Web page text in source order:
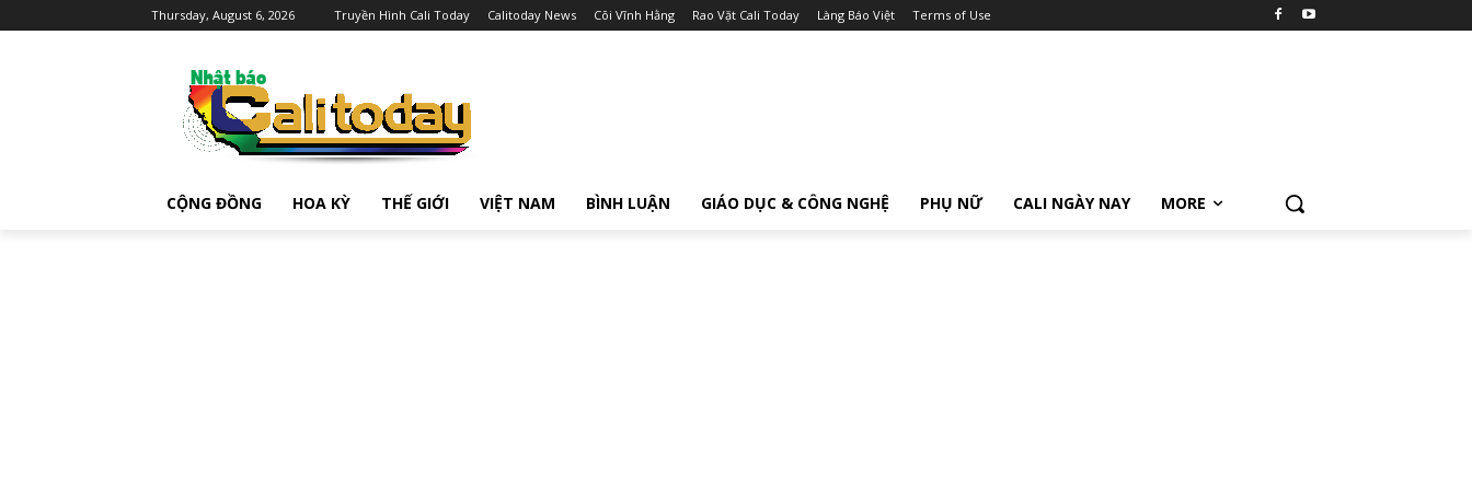
Thursday, August 6, 2026 Truyền Hình Cali Today Calitoday News Cõi Vĩnh Hằng Rao Vặt Cali Today Làng Báo Việt Terms of Use
CỘNG ĐỒNG HOA KỲ THẾ GIỚI VIỆT NAM BÌNH LUẬN GIÁO DỤC & CÔNG NGHỆ PHỤ NỮ CALI NGÀY NAY MORE